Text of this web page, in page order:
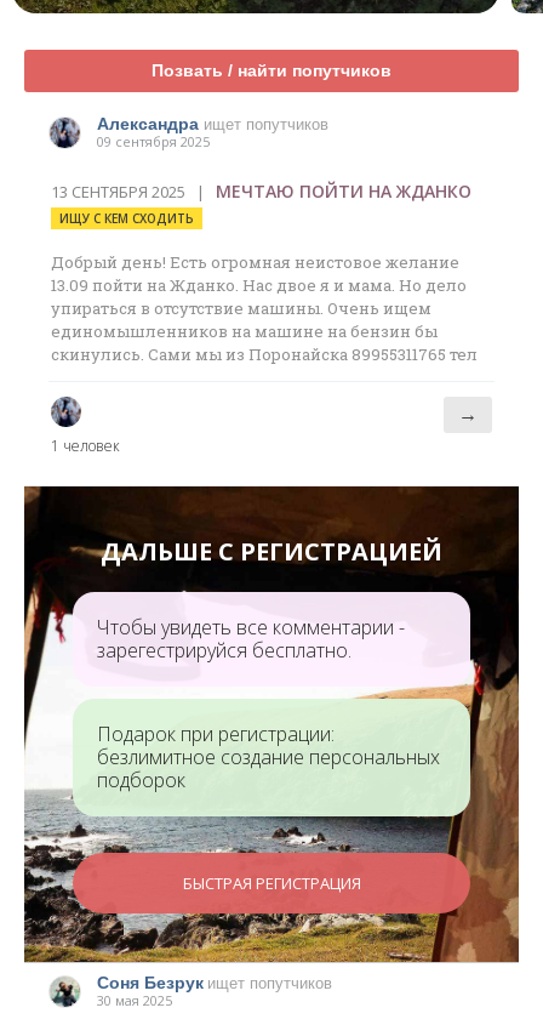
Позвать / найти попутчиков
Александра ищет попутчиков
09 сентября 2025
13 СЕНТЯБРЯ 2025 | МЕЧТАЮ ПОЙТИ НА ЖДАНКО
ИЩУ С КЕМ СХОДИТЬ
Добрый день! Есть огромная неистовое желание
13.09 пойти на Жданко. Нас двое я и мама. Но дело
упираться в отсутствие машины. Очень ищем
единомышленников на машине на бензин бы
скинулись. Сами мы из Поронайска 89955311765 тел
1 человек
→
ДАЛЬШЕ С РЕГИСТРАЦИЕЙ
Чтобы увидеть все комментарии -
зарегестрируйся бесплатно.
Подарок при регистрации:
безлимитное создание персональных
подборок
БЫСТРАЯ РЕГИСТРАЦИЯ
Соня Безрук ищет попутчиков
30 мая 2025